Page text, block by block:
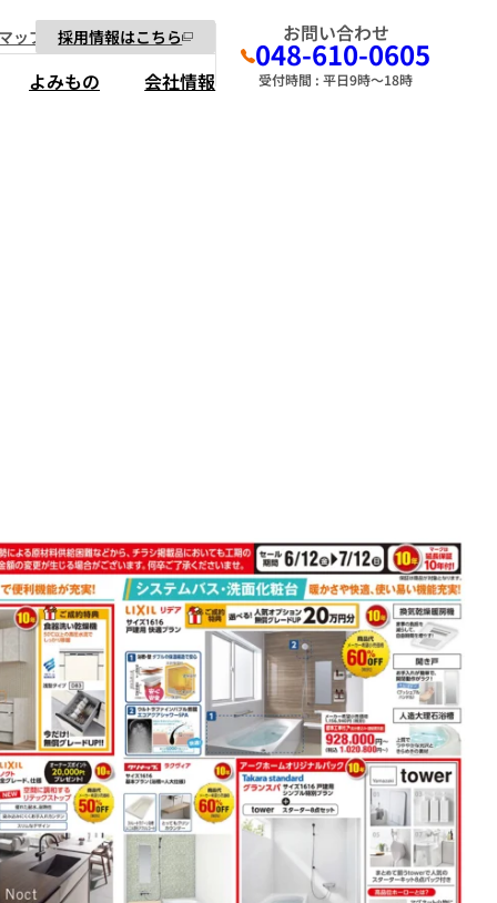
ップ 採用情報はこちら
よみもの 会社情報
お問い合わせ
048-610-0605
受付時間 : 平日9時～18時